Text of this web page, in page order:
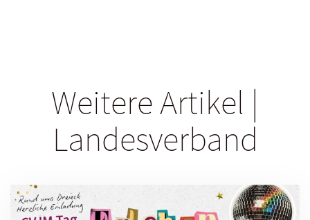
Weitere Artikel |
Landesverband